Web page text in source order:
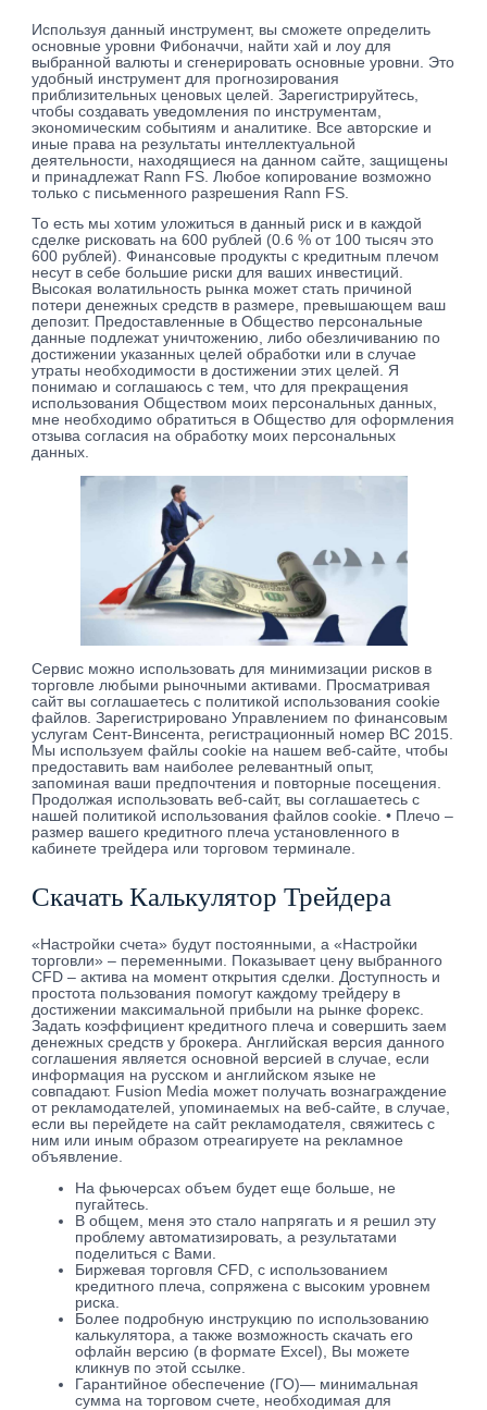
Используя данный инструмент, вы сможете определить
основные уровни Фибоначчи, найти хай и лоу для
выбранной валюты и сгенерировать основные уровни. Это
удобный инструмент для прогнозирования
приблизительных ценовых целей. Зарегистрируйтесь,
чтобы создавать уведомления по инструментам,
экономическим событиям и аналитике. Все авторские и
иные права на результаты интеллектуальной
деятельности, находящиеся на данном сайте, защищены
и принадлежат Rann FS. Любое копирование возможно
только с письменного разрешения Rann FS.
То есть мы хотим уложиться в данный риск и в каждой
сделке рисковать на 600 рублей (0.6 % от 100 тысяч это
600 рублей). Финансовые продукты с кредитным плечом
несут в себе большие риски для ваших инвестиций.
Высокая волатильность рынка может стать причиной
потери денежных средств в размере, превышающем ваш
депозит. Предоставленные в Общество персональные
данные подлежат уничтожению, либо обезличиванию по
достижении указанных целей обработки или в случае
утраты необходимости в достижении этих целей. Я
понимаю и соглашаюсь с тем, что для прекращения
использования Обществом моих персональных данных,
мне необходимо обратиться в Общество для оформления
отзыва согласия на обработку моих персональных
данных.
Сервис можно использовать для минимизации рисков в
торговле любыми рыночными активами. Просматривая
сайт вы соглашаетесь с политикой использования cookie
файлов. Зарегистрировано Управлением по финансовым
услугам Сент-Винсента, регистрационный номер BC 2015.
Мы используем файлы cookie на нашем веб-сайте, чтобы
предоставить вам наиболее релевантный опыт,
запоминая ваши предпочтения и повторные посещения.
Продолжая использовать веб-сайт, вы соглашаетесь с
нашей политикой использования файлов cookie. • Плечо –
размер вашего кредитного плеча установленного в
кабинете трейдера или торговом терминале.
Скачать Калькулятор Трейдера
«Настройки счета» будут постоянными, а «Настройки
торговли» – переменными. Показывает цену выбранного
CFD – актива на момент открытия сделки. Доступность и
простота пользования помогут каждому трейдеру в
достижении максимальной прибыли на рынке форекс.
Задать коэффициент кредитного плеча и совершить заем
денежных средств у брокера. Английская версия данного
соглашения является основной версией в случае, если
информация на русском и английском языке не
совпадают. Fusion Media может получать вознаграждение
от рекламодателей, упоминаемых на веб-сайте, в случае,
если вы перейдете на сайт рекламодателя, свяжитесь с
ним или иным образом отреагируете на рекламное
объявление.
На фьючерсах объем будет еще больше, не
пугайтесь.
В общем, меня это стало напрягать и я решил эту
проблему автоматизировать, а результатами
поделиться с Вами.
Биржевая торговля CFD, с использованием
кредитного плеча, сопряжена с высоким уровнем
риска.
Более подробную инструкцию по использованию
калькулятора, а также возможность скачать его
офлайн версию (в формате Excel), Вы можете
кликнув по этой ссылке.
Гарантийное обеспечение (ГО)— минимальная
сумма на торговом счете, необходимая для